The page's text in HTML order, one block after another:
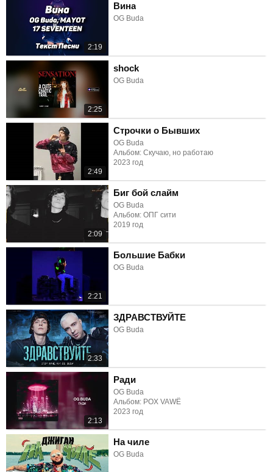
2:19
Вина
OG Buda
2:25
shock
OG Buda
2:49
Строчки о Бывших
OG Buda
Альбом: Скучаю, но работаю
2023 год
2:09
Биг бой слайм
OG Buda
Альбом: ОПГ сити
2019 год
2:21
Большие Бабки
OG Buda
2:33
ЗДРАВСТВУЙТЕ
OG Buda
2:13
Ради
OG Buda
Альбом: POX VAWË
2023 год
На чиле
OG Buda